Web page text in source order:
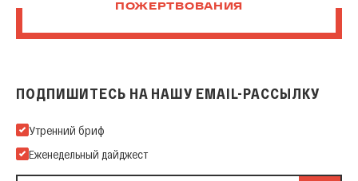
ПОЖЕРТВОВАНИЯ
ПОДПИШИТЕСЬ НА НАШУ EMAIL-РАССЫЛКУ
Подпишитесь на нашу Email-рассылку
Утренний бриф
Еженедельный дайджест